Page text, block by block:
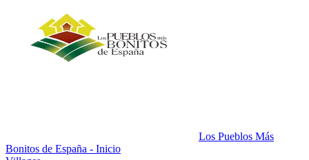
Los Pueblos Más
Bonitos de España - Inicio